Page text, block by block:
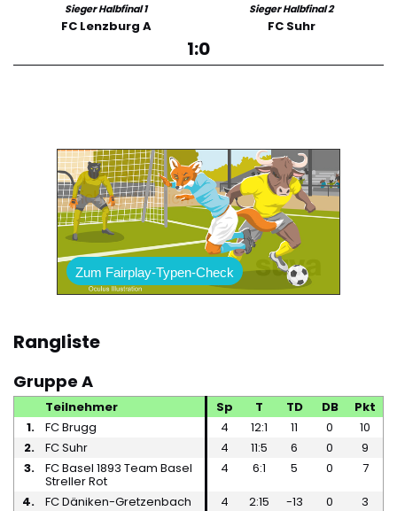
Sieger Halbfinal 1
FC Lenzburg A
Sieger Halbfinal 2
FC Suhr
1:0
Rangliste
Gruppe A
Teilnehmer Sp T TD DB
Pkt
1.
FC Brugg 4 12:1 11 0
10
2.
FC Suhr 4 11:5 6 0
9
3.
FC Basel 1893 Team Basel
Streller Rot
4 6:1 5 0
7
4.
FC Däniken-Gretzenbach 4 2:15 -13 0
3
Spiel fair,
nicht gefährlich.
Zum Fairplay-Typen-Check